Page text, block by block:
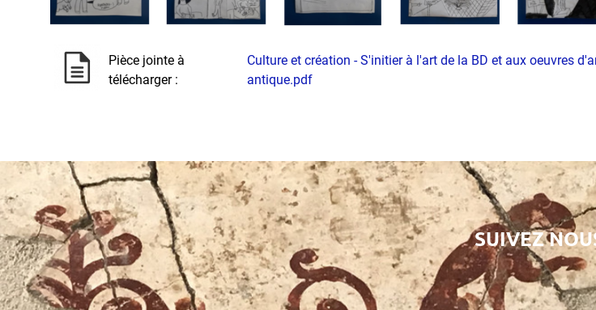
Pièce jointe à
télécharger :
Culture et création - S'initier à l'art de la BD et aux oeuvres
antique.pdf
SUIVEZ